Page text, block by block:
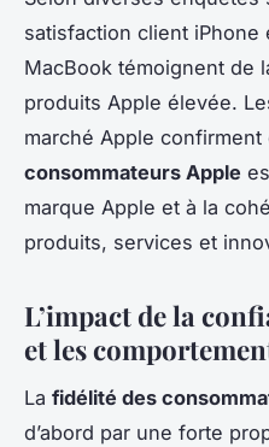
satisfaction client
MacBook témoignent de
produits Apple élevée.
marché Apple confirment
consommateurs Apple
marque Apple et à la
produits, services et
L’impact de la
et les
La fidélité des
d’abord par une forte